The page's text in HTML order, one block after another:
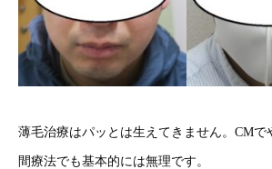
薄毛治療はパッとは生えてきません。CMで
間療法でも基本的には無理です。